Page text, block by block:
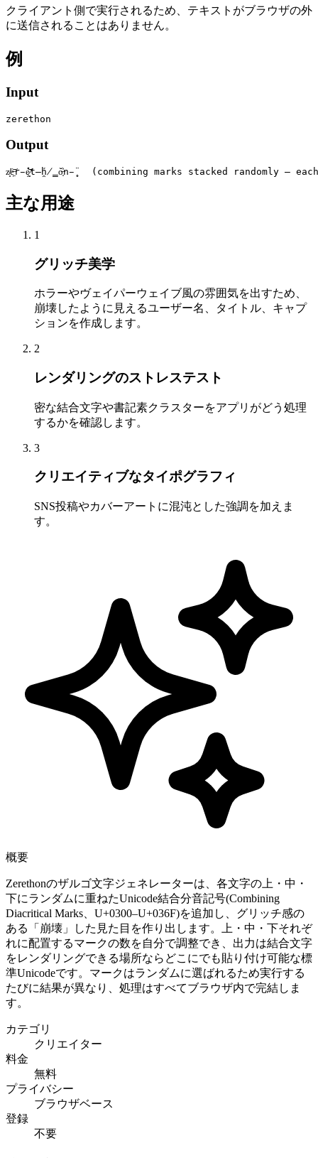
クライアント側で実行されるため、テキストがブラウザの外
に送信されることはありません。
例
Input
zerethon
Output
z̸̛͈e̶͖͝r̵̭̽e̷͈͝t̶̯́h̸̳̆o̶͎͐n̵̥̈   (combining marks stacked randomly —
主な用途
1
グリッチ美学
ホラーやヴェイパーウェイブ風の雰囲気を出すため、
崩壊したように見えるユーザー名、タイトル、キャプ
ションを作成します。
2
レンダリングのストレステスト
密な結合文字や書記素クラスターをアプリがどう処理
するかを確認します。
3
クリエイティブなタイポグラフィ
SNS投稿やカバーアートに混沌とした強調を加えま
す。
概要
Zerethonのザルゴ文字ジェネレーターは、各文字の上・中・
下にランダムに重ねたUnicode結合分音記号(Combining
Diacritical Marks、U+0300–U+036F)を追加し、グリッチ感の
ある「崩壊」した見た目を作り出します。上・中・下それぞ
れに配置するマークの数を自分で調整でき、出力は結合文字
をレンダリングできる場所ならどこにでも貼り付け可能な標
準Unicodeです。マークはランダムに選ばれるため実行する
たびに結果が異なり、処理はすべてブラウザ内で完結しま
す。
カテゴリ
クリエイター
料金
無料
プライバシー
ブラウザベース
登録
不要